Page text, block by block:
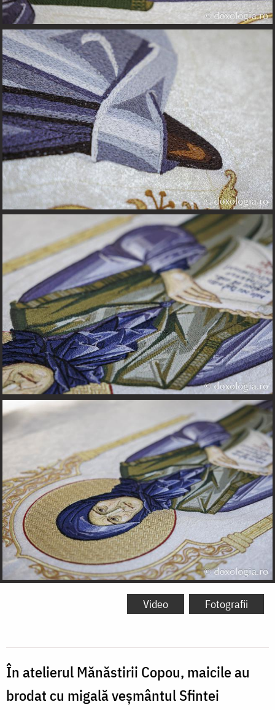
Video Fotografii
În atelierul Mănăstirii Copou, maicile au
brodat cu migală veșmântul Sfintei